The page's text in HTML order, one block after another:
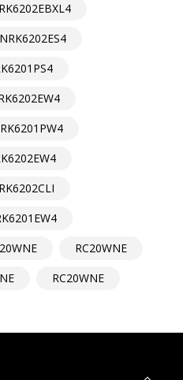
NRK6202ES4
RC20WNE
RC20WNE